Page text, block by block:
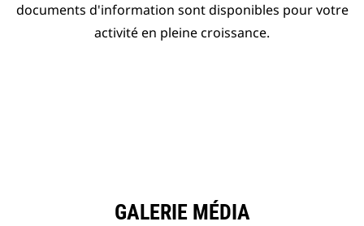
documents d'information sont disponibles pour votre
activité en pleine croissance.
GALERIE MÉDIA